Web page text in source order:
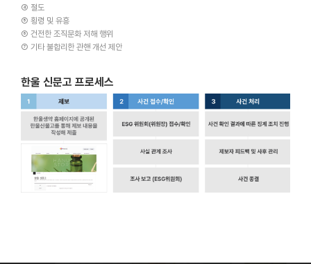
④ 절도
⑤ 횡령 및 유흥
⑥ 건전한 조직문화 저해 행위
⑦ 기타 불합리한 관핸 개선 제안
한울 신문고 프로세스